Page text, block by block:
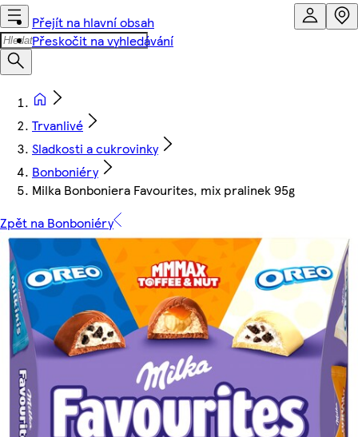
Přejít na hlavní obsah
Přeskočit na vyhledávání
Trvanlivé
Sladkosti a cukrovinky
Bonboniéry
Milka Bonboniera Favourites, mix pralinek 95g
Zpět na Bonboniéry